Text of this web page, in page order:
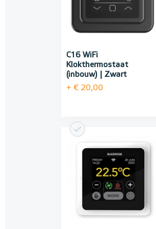
C16 WiFi
Klokthermostaat
(inbouw) | Zwart
+ € 20,00